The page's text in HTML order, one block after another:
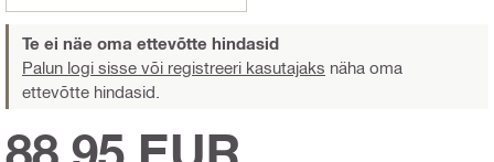
Te ei näe oma ettevõtte hindasid
Palun logi sisse või registreeri kasutajaks näha oma
ettevõtte hindasid.